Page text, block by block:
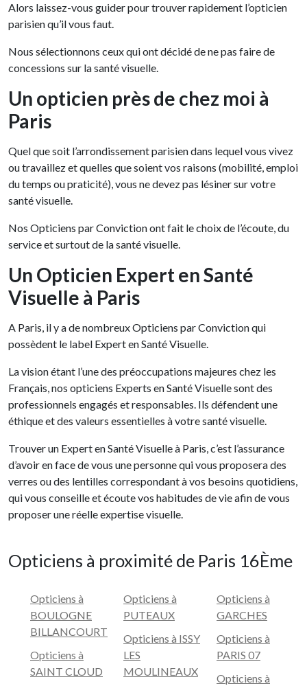
Alors laissez-vous guider pour trouver rapidement l’opticien
parisien qu’il vous faut.
Nous sélectionnons ceux qui ont décidé de ne pas faire de
concessions sur la santé visuelle.
Un opticien près de chez moi à
Paris
Quel que soit l’arrondissement parisien dans lequel vous vivez
ou travaillez et quelles que soient vos raisons (mobilité, emploi
du temps ou praticité), vous ne devez pas lésiner sur votre
santé visuelle.
Nos Opticiens par Conviction ont fait le choix de l’écoute, du
service et surtout de la santé visuelle.
Un Opticien Expert en Santé
Visuelle à Paris
A Paris, il y a de nombreux Opticiens par Conviction qui
possèdent le label Expert en Santé Visuelle.
La vision étant l’une des préoccupations majeures chez les
Français, nos opticiens Experts en Santé Visuelle sont des
professionnels engagés et responsables. Ils défendent une
éthique et des valeurs essentielles à votre santé visuelle.
Trouver un Expert en Santé Visuelle à Paris, c’est l’assurance
d’avoir en face de vous une personne qui vous proposera des
verres ou des lentilles correspondant à vos besoins quotidiens,
qui vous conseille et écoute vos habitudes de vie afin de vous
proposer une réelle expertise visuelle.
Opticiens à proximité de Paris 16Ème
Opticiens à
BOULOGNE
BILLANCOURT
Opticiens à
SAINT CLOUD
Opticiens à
PUTEAUX
Opticiens à ISSY
LES
MOULINEAUX
Opticiens à
GARCHES
Opticiens à
PARIS 07
Opticiens à